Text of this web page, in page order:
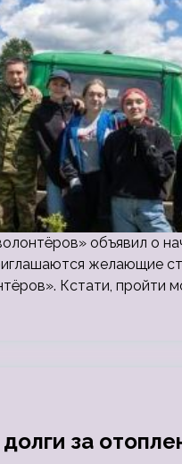
объявил о
желающие
Кстати, пройти
за